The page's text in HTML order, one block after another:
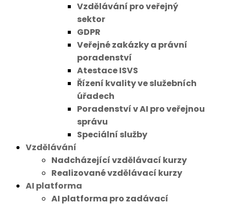
Vzdělávání pro veřejný
sektor
GDPR
Veřejné zakázky a právní
poradenství
Atestace ISVS
Řízení kvality ve služebních
úřadech
Poradenství v AI pro veřejnou
správu
Speciální služby
Vzdělávání
Nadcházející vzdělávací kurzy
Realizované vzdělávací kurzy
AI platforma
AI platforma pro zadávací